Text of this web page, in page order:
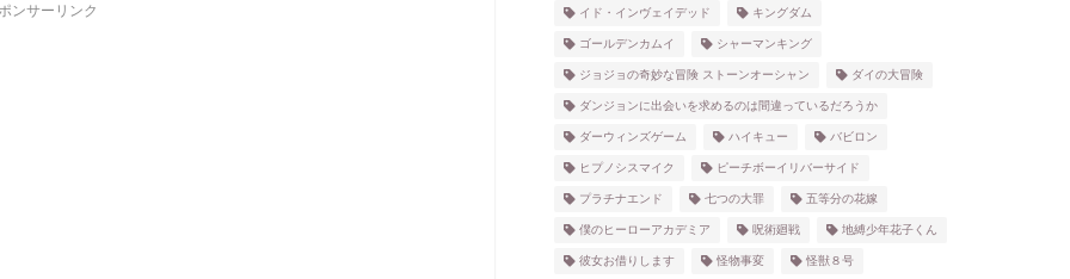
ンサーリンク イド・インヴェイデッド キングダム
ゴールデンカムイ シャーマンキング
ジョジョの奇妙な冒険 ストーンオーシャン ダイの大冒険
ダンジョンに出会いを求めるのは間違っているだろうか
ダーウィンズゲーム ハイキュー バビロン
ヒプノシスマイク ピーチボーイリバーサイド
プラチナエンド 七つの大罪 五等分の花嫁
僕のヒーローアカデミア 呪術廻戦 地縛少年花子くん
彼女お借りします 怪物事変 怪獣８号